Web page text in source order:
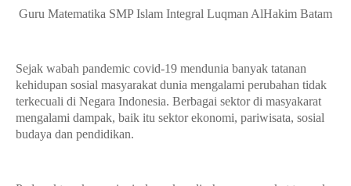
Guru Matematika SMP Islam Integral Luqman AlHakim Batam
Sejak wabah pandemic covid-19 mendunia banyak tatanan
kehidupan sosial masyarakat dunia mengalami perubahan tidak
terkecuali di Negara Indonesia. Berbagai sektor di masyakarat
mengalami dampak, baik itu sektor ekonomi, pariwisata, sosial
budaya dan pendidikan.